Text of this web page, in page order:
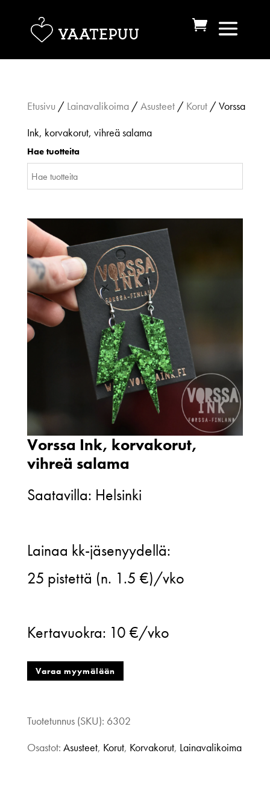
Etusivu / Lainavalikoima/Asusteet/ Korut/ Vorssa
Ink, korvakorut, vihreä salama
Hae tuotteita
Vorssa Ink, korvakorut,
vihreä salama
Saatavilla: Helsinki
Ink,
korvakorut,
salama
määrä
Lainaa kk-jäsenyydellä:
25 pistettä (n. 1.5 €)/vko
Kertavuokra: 10 €/vko
Varaa myymälään
Tuotetunnus (SKU): 6302
Osastot: Asusteet, Korut, Korvakorut, Lainavalikoima